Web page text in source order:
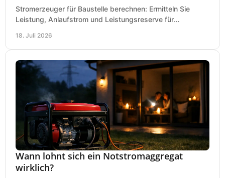
Stromerzeuger für Baustelle berechnen: Ermitteln Sie
Leistung, Anlaufstrom und Leistungsreserve für
18. Juli 2026
Wann lohnt sich ein Notstromaggregat
wirklich?